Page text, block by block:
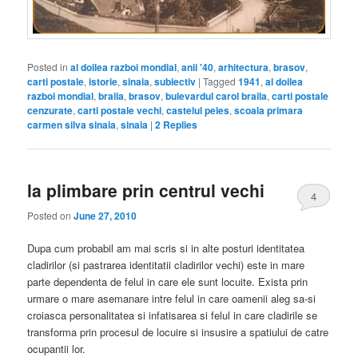
Posted in al doilea razboi mondial,anii '40,arhitectura,brasov,
carti postale,istorie,sinaia,subiectiv |Tagged 1941,al doilea
razboi mondial,braila,brasov,bulevardul carol braila,carti postale
cenzurate,carti postale vechi,castelul peles,scoala primara
carmen silva sinaia,sinaia |2 Replies
la plimbare prin centrul vechi
Posted onJune 27, 2010
4
Dupa cum probabil am mai scris si in alte posturi identitatea
cladirilor (si pastrarea identitatii cladirilor vechi) este in mare
parte dependenta de felul in care ele sunt locuite. Exista prin
urmare o mare asemanare intre felul in care oamenii aleg sa-si
croiasca personalitatea si infatisarea si felul in care cladirile se
transforma prin procesul de locuire si insusire a spatiului de catre
ocupantii lor.